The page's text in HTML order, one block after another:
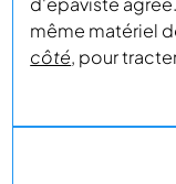
même matériel
côté, pour